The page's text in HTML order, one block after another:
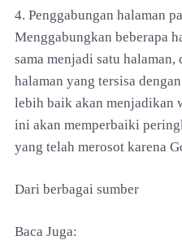
4. Penggabungan halaman
Menggabungkan beberapa
sama menjadi satu halaman,
halaman yang tersisa
lebih baik akan menjadikan
ini akan memperbaiki
yang telah merosot karena
Dari berbagai sumber
Baca Juga: